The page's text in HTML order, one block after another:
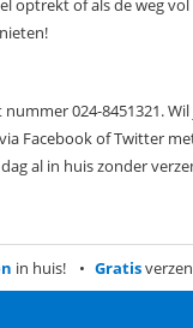
of als de weg
024-8451321.
Facebook of Twitter
al in huis zonder
in huis! Gratis